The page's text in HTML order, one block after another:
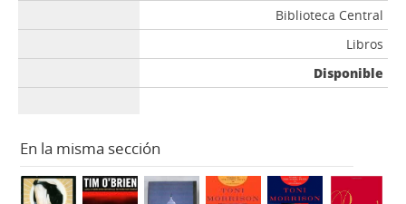
Biblioteca Central
Libros
Disponible
En la misma sección